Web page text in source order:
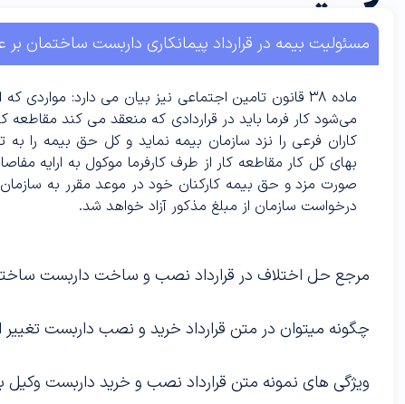
مسئولیت بیمه در قرارداد پیمانکاری داربست ساختمان
ماده ۳۸قانون تامین اجتماعی نیز بیان می دارد: مواردى
می‌شود کار فرما باید در قراردادى که منعقد مى کند مقاطعه
کاران فرعى را نزد سازمان بیمه نماید و کل حق بیمه را به
بهاى کل کار مقاطعه کار از طرف کارفرما موکول به ارایه
صورت مزد و حق بیمه کارکنان خود در موعد مقرر به
درخواست سازمان از مبلغ مذکور آزاد خواهد شد.
مرجع حل اختلاف در قرارداد نصب و ساخت داربست
چگونه میتوان در متن قرارداد خرید و نصب داربست تغییر
ویژگی های نمونه متن قرارداد نصب و خرید داربست